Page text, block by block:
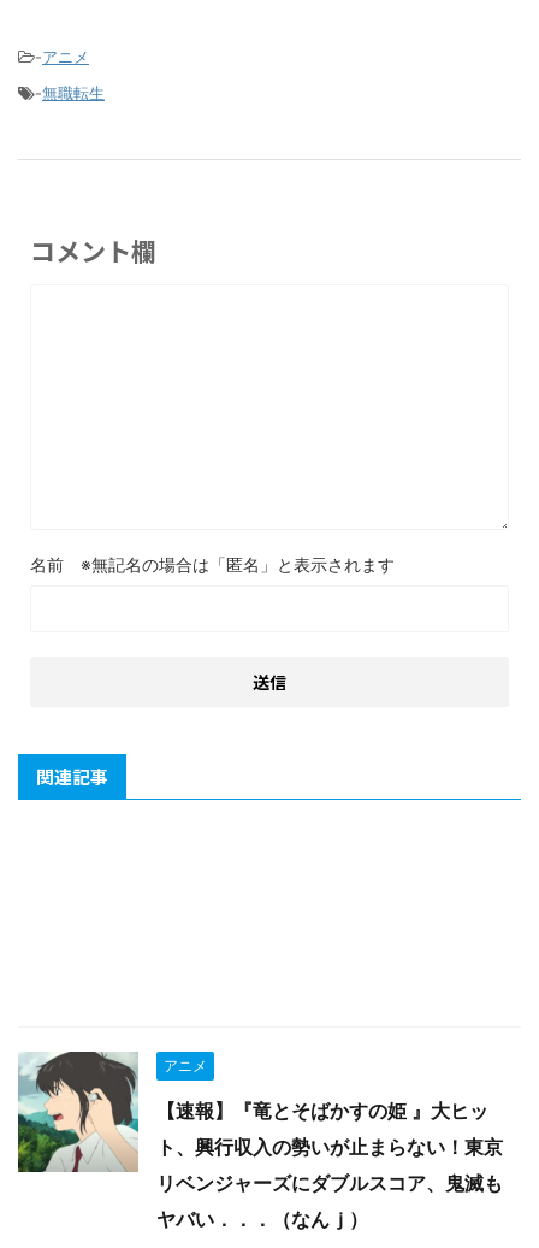
-アニメ
-無職転生
コメント欄
名前
関連記事
アニメ
【速報】『竜とそばかすの姫 』大ヒッ
ト、興行収入の勢いが止まらない！東京
リベンジャーズにダブルスコア、鬼滅も
ヤバい．．．（なんｊ）